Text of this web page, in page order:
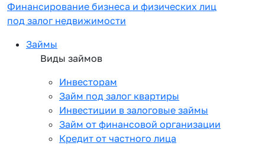
Финансирование бизнеса и физических лиц
под залог недвижимости
Займы
Виды займов
Инвесторам
Займ под залог квартиры
Инвестиции в залоговые займы
Займ от финансовой организации
Кредит от частного лица